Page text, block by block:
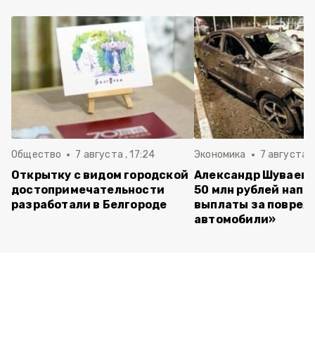
Общество 7 августа , 17:24
Открытку с видом городской
достопримечательности
разработали в Белгороде
Экономика 7 августа ,
Александр
50 млн рублей
выплаты за
автомобили»